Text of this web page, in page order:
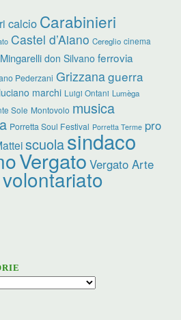
calcio Carabinieri
Castel d’Aiano Cereglio cinema
don Silvano ferrovia
Pederzani Grizzanaguerra
luciano marchi Luigi Ontani Lumèga
Sole Montovolo musica
Porretta Soul Festival Porretta Terme pro
scuolasindaco
Vergato Vergato Arte
volontariato